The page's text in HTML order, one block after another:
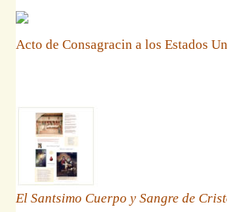
Acto de Consagracin a los Estados
El Santsimo Cuerpo y Sangre de